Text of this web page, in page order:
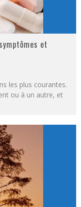
et
les plus courantes.
ou à un autre, et